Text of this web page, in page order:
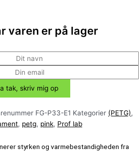
varen er på lager
FG-P33-E1 Kategorier (PETG),
, petg, pink, Prof lab
styrken og varmebestandigheden fra